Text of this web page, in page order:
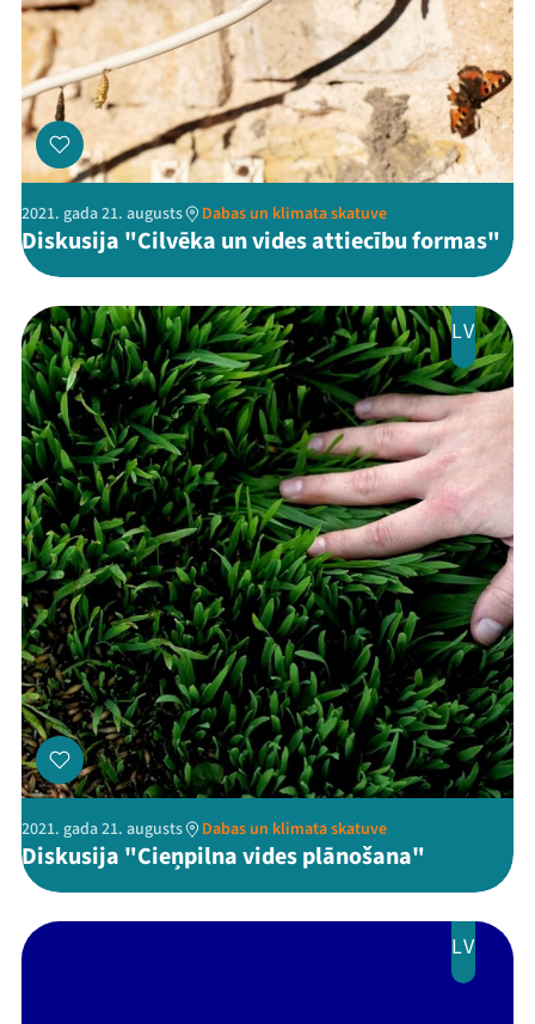
2021. gada 21. augusts Dabas un klimata skatuve
Diskusija "Cilvēka un vides attiecību formas"
LV
2021. gada 21. augusts Dabas un klimata skatuve
Diskusija "Cieņpilna vides plānošana"
LV